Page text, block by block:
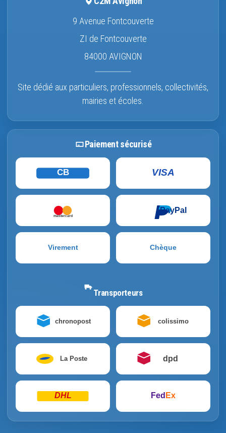
9 Avenue Fontcouverte
ZI de Fontcouverte
84000 AVIGNON
Site dédié aux particuliers, professionnels, collectivités,
mairies et écoles.
Paiement sécurisé
CB VISA
mastercard
PayPal
Virement Chèque
Transporteurs
chronopost colissimo
La Poste dpd
DHL Fed Ex